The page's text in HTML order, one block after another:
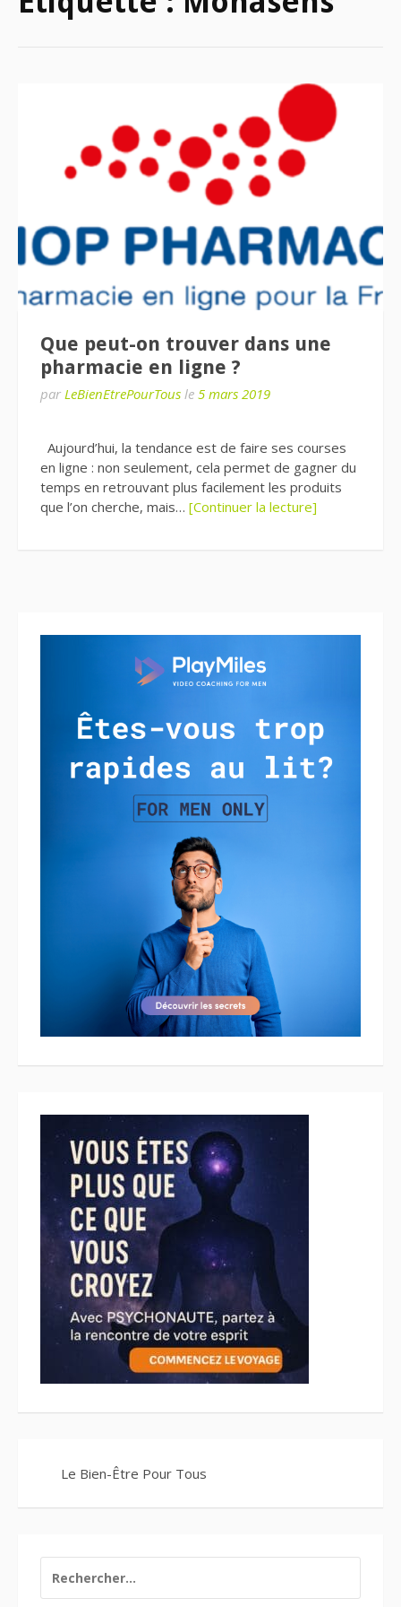
Que peut-on trouver dans une
pharmacie en ligne ?
par LeBienEtrePourTous le 5 mars 2019
Aujourd’hui, la tendance est de faire ses courses
en ligne : non seulement, cela permet de gagner du
temps en retrouvant plus facilement les produits
que l’on cherche, mais… [Continuer la lecture]
Le Bien-Être Pour Tous